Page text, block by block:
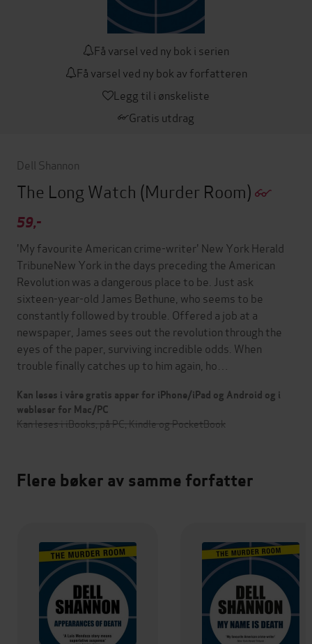
Få varsel ved ny bok i serien
Få varsel ved ny bok av forfatteren
Legg til i ønskeliste
Gratis utdrag
Dell Shannon
The Long Watch (Murder Room)
59,-
'My favourite American crime-writer' New York Herald
TribuneNew York in the days preceding the American
Revolution was a dangerous place to be. Just ask
sixteen-year-old James Bethune, who seems to be
constantly followed by trouble. Offered a job at a
newspaper, James sees out the revolution through the
eyes of the paper, surviving incredible odds. When
trouble finally catches up to him again, ho…
Kan leses i våre gratis apper for iPhone/iPad og Android og i
webleser for Mac/PC
Kan leses i iBooks, på PC, Kindle og PocketBook
Flere bøker av samme forfatter